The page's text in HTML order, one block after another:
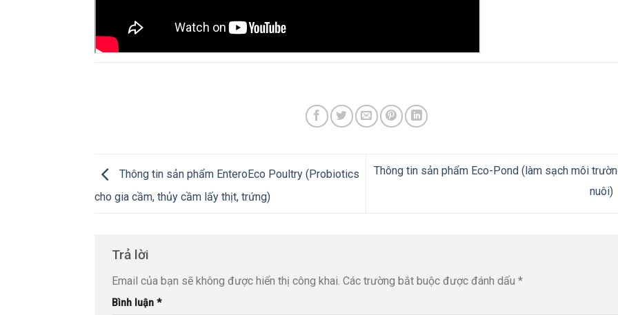
Thông tin sản phẩm EnteroEco Poultry (Probiotics
cho gia cầm, thủy cầm lấy thịt, trứng)
Thông tin sản phẩm Eco-Pond (làm sạch môi
nuôi)
Trả lời
Email của bạn sẽ không được hiển thị công khai. Các trường bắt buộc được đánh dấu *
Bình luận *
Alternative: